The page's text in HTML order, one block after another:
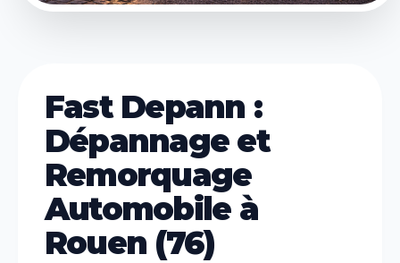
Fast Depann :
Dépannage et
Remorquage
Automobile à
Rouen (76)